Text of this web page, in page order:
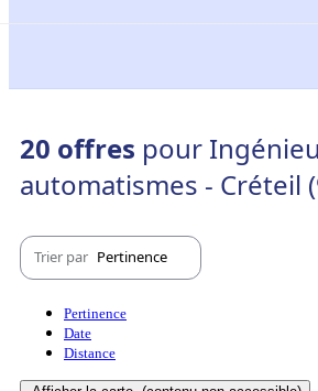
20 offres pour
automatismes - Créteil
Trier par Pertinence
Pertinence
Date
Distance